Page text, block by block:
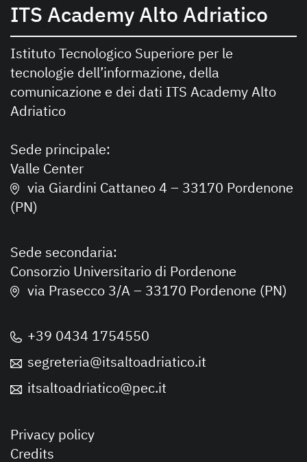
ITS Academy Alto Adriatico
Istituto Tecnologico Superiore per le
tecnologie dell’informazione, della
comunicazione e dei dati ITS Academy Alto
Adriatico
Sede principale:
Valle Center
via Giardini Cattaneo 4 – 33170 Pordenone
(PN)
Sede secondaria:
Consorzio Universitario di Pordenone
via Prasecco 3/A – 33170 Pordenone (PN)
+39 0434 1754550
segreteria@itsaltoadriatico.it
itsaltoadriatico@pec.it
Privacy policy
Credits